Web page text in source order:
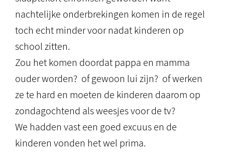
nachtelijke onderbrekingen komen in de regel
toch echt minder voor nadat kinderen op
school zitten.
Zou het komen doordat pappa en mamma
ouder worden? of gewoon lui zijn? of werken
ze te hard en moeten de kinderen daarom op
zondagochtend als weesjes voor de tv?
We hadden vast een goed excuus en de
kinderen vonden het wel prima.